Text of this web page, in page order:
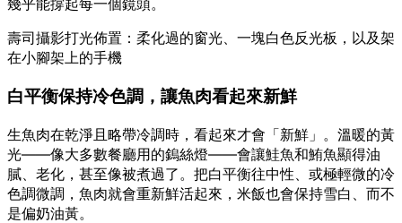
幾乎能撐起每一個鏡頭。
壽司攝影打光佈置：柔化過的窗光、一塊白色反光板，以及架
在小腳架上的手機
白平衡保持冷色調，讓魚肉看起來新鮮
生魚肉在乾淨且略帶冷調時，看起來才會「新鮮」。溫暖的黃
光——像大多數餐廳用的鎢絲燈——會讓鮭魚和鮪魚顯得油
膩、老化，甚至像被煮過了。把白平衡往中性、或極輕微的冷
色調微調，魚肉就會重新鮮活起來，米飯也會保持雪白、而不
是偏奶油黃。